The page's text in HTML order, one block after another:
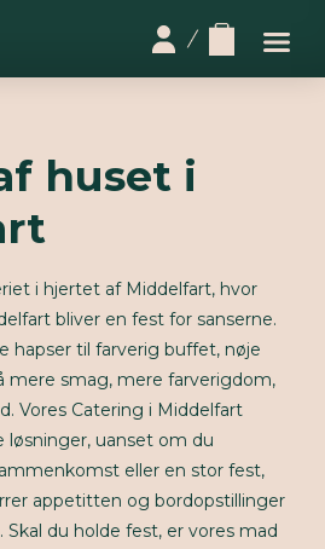
huset i
i hjertet af Middelfart, hvor
bliver en fest for sanserne.
hapser til farverig buffet, nøje
mere smag, mere farverigdom,
Vores Catering i Middelfart
løsninger, uanset om du
eller en stor fest,
appetitten og bordopstillinger
du holde fest, er vores mad